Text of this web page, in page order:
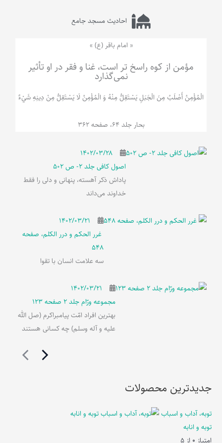
احادیث مسجد جامع
« امام باقر (ع) »
مؤمن از کوه راسخ تر است، غنا و فقر در او تأثیر
نمی‌گذارد
الْمُؤْمِنُ‌ أَصْلَبُ‌ مِنَ‌ الْجَبَلِ‌ یَسْتَقِلُّ مِنْهُ وَ الْمُؤْمِنُ لَا يَسْتَقِلُّ مِنْ دِينِهِ شَيْ‌ءٌ
بحار جلد 64، صفحه 362
۱۴۰۲/۰۳/۲۸
اصول کافی جلد 2- ص 502
پاداش ذکر آهسته، پنهانی و دلی را فقط
خداوند می‌داند
۱۴۰۲/۰۳/۲۱
غرر الحکم و درر الکلم، صفحه
548
سه علامت انسان با تقوا
۱۴۰۲/۰۳/۲۱
مجموعه ورّام جلد 2 صفحه 123
بهترین افراد امّت پیامبراکرم (صل الله
علیه و آله وسلم) چه کسانی هستند
جدیدترین محصولات
توبه، آداب و اسباب
توبه و انابه
امتیاز 0 از 5